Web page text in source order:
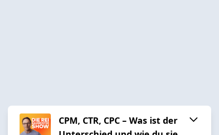
CPM, CTR, CPC – Was ist der